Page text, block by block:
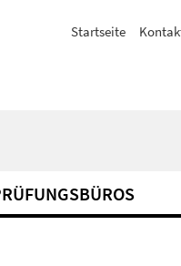
Startseite